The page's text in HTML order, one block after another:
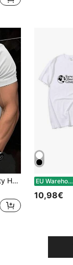
em Casual - Casual de Férias T-shirts masculinas
curta, para uso diário EU Warehouse
10,98€